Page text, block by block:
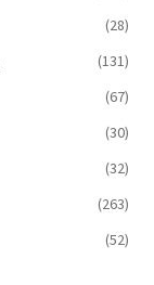
(28)
(131)
(67)
(30)
(32)
(263)
(52)